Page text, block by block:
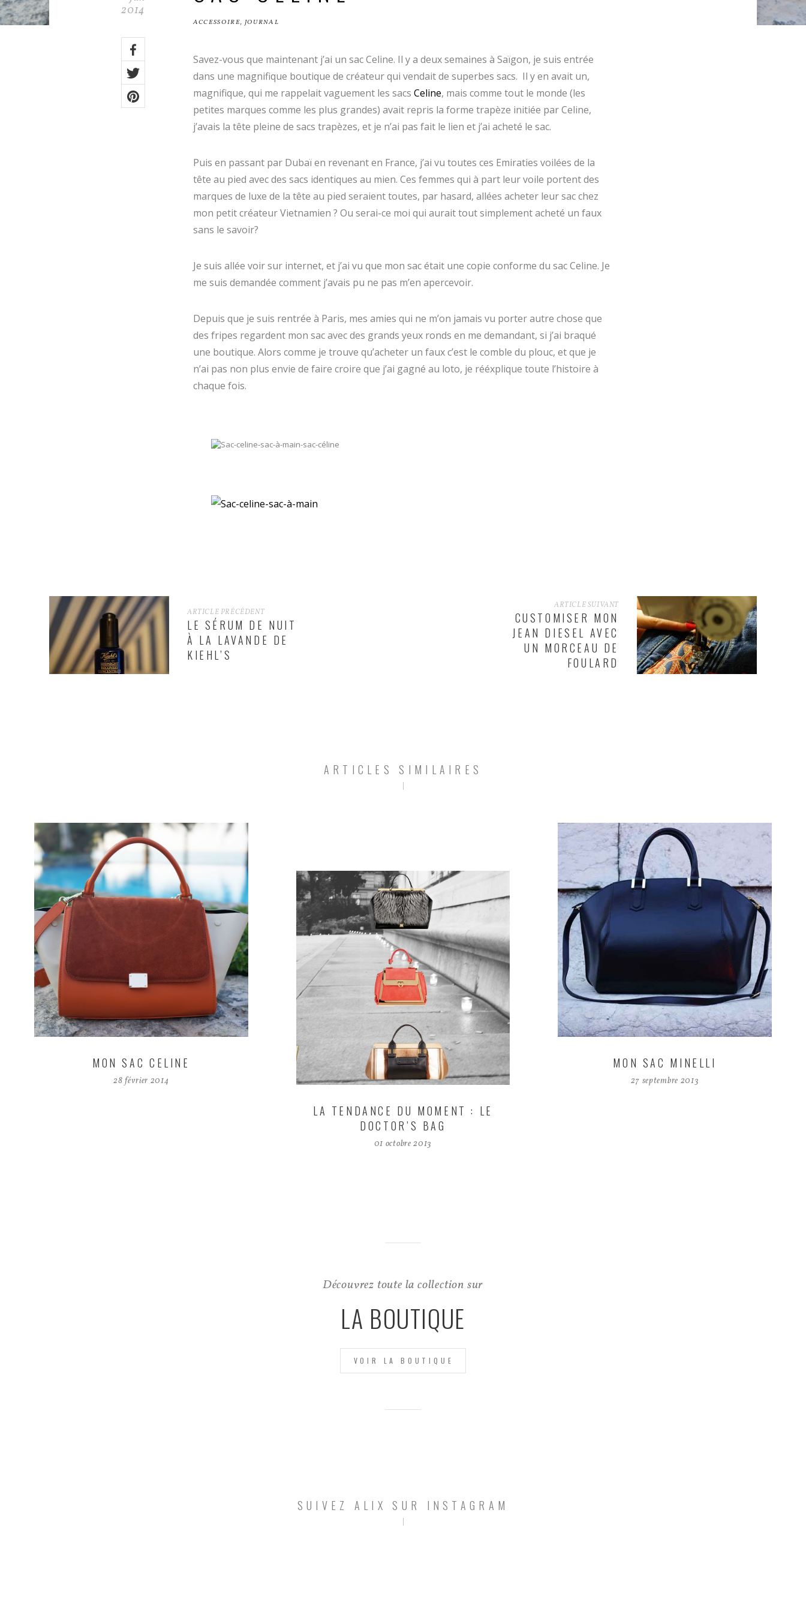
2014
ACCESSOIRE, JOURNAL
Share
on:Facebook
Twitter
Pinterest
Savez-vous que maintenant j’ai un sac Celine. Il y a deux semaines à Saïgon, je suis entrée
dans une magnifique boutique de créateur qui vendait de superbes sacs. Il y en avait un,
magnifique, qui me rappelait vaguement les sacs Celine, mais comme tout le monde (les
petites marques comme les plus grandes) avait repris la forme trapèze initiée par Celine,
j’avais la tête pleine de sacs trapèzes, et je n’ai pas fait le lien et j’ai acheté le sac.
Puis en passant par Dubaï en revenant en France, j’ai vu toutes ces Emiraties voilées de la
tête au pied avec des sacs identiques au mien. Ces femmes qui à part leur voile portent des
marques de luxe de la tête au pied seraient toutes, par hasard, allées acheter leur sac chez
mon petit créateur Vietnamien ? Ou serai-ce moi qui aurait tout simplement acheté un faux
sans le savoir?
Je suis allée voir sur internet, et j’ai vu que mon sac était une copie conforme du sac Celine. Je
me suis demandée comment j’avais pu ne pas m’en apercevoir.
Depuis que je suis rentrée à Paris, mes amies qui ne m’on jamais vu porter autre chose que
des fripes regardent mon sac avec des grands yeux ronds en me demandant, si j’ai braqué
une boutique. Alors comme je trouve qu’acheter un faux c’est le comble du plouc, et que je
n’ai pas non plus envie de faire croire que j’ai gagné au loto, je rééxplique toute l’histoire à
chaque fois.
ARTICLE PRÉCÉDENT
LE SÉRUM DE NUIT
À LA LAVANDE DE
KIEHL’S
ARTICLE SUIVANT
CUSTOMISER MON
JEAN DIESEL AVEC
UN MORCEAU DE
FOULARD
ARTICLES SIMILAIRES
MON SAC CELINE
28 février 2014
LA TENDANCE DU MOMENT : LE
DOCTOR’S BAG
01 octobre 2013
MON SAC MINELLI
27 septembre 2013
Découvrez toute la collection sur
LA BOUTIQUE
VOIR LA BOUTIQUE
SUIVEZ ALIX SUR INSTAGRAM